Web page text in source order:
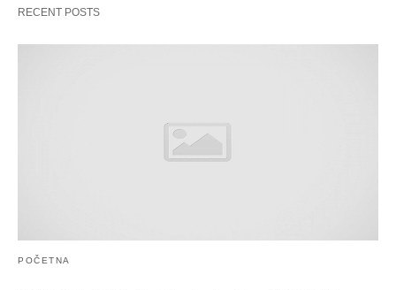
RECENT POSTS
POČETNA